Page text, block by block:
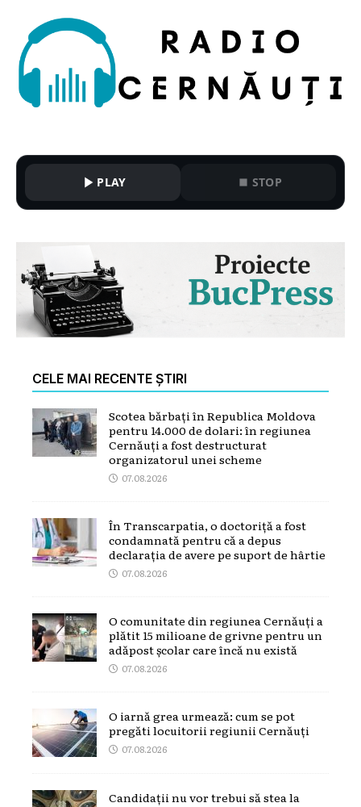
PLAY STOP
CELE MAI RECENTE ȘTIRI
Scotea bărbați în Republica Moldova
pentru 14.000 de dolari: în regiunea
Cernăuți a fost destructurat
organizatorul unei scheme
07.08.2026
În Transcarpatia, o doctoriță a fost
condamnată pentru că a depus
declarația de avere pe suport de hârtie
07.08.2026
O comunitate din regiunea Cernăuți a
plătit 15 milioane de grivne pentru un
adăpost școlar care încă nu există
07.08.2026
O iarnă grea urmează: cum se pot
pregăti locuitorii regiunii Cernăuți
07.08.2026
Candidații nu vor trebui să stea la